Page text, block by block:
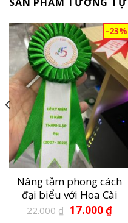
-23%
Nâng tầm phong cách
đại biểu với Hoa Cài
Ngực Chất Lượng –
22.000₫ Giá
gốc
17.000₫Giá
hiện